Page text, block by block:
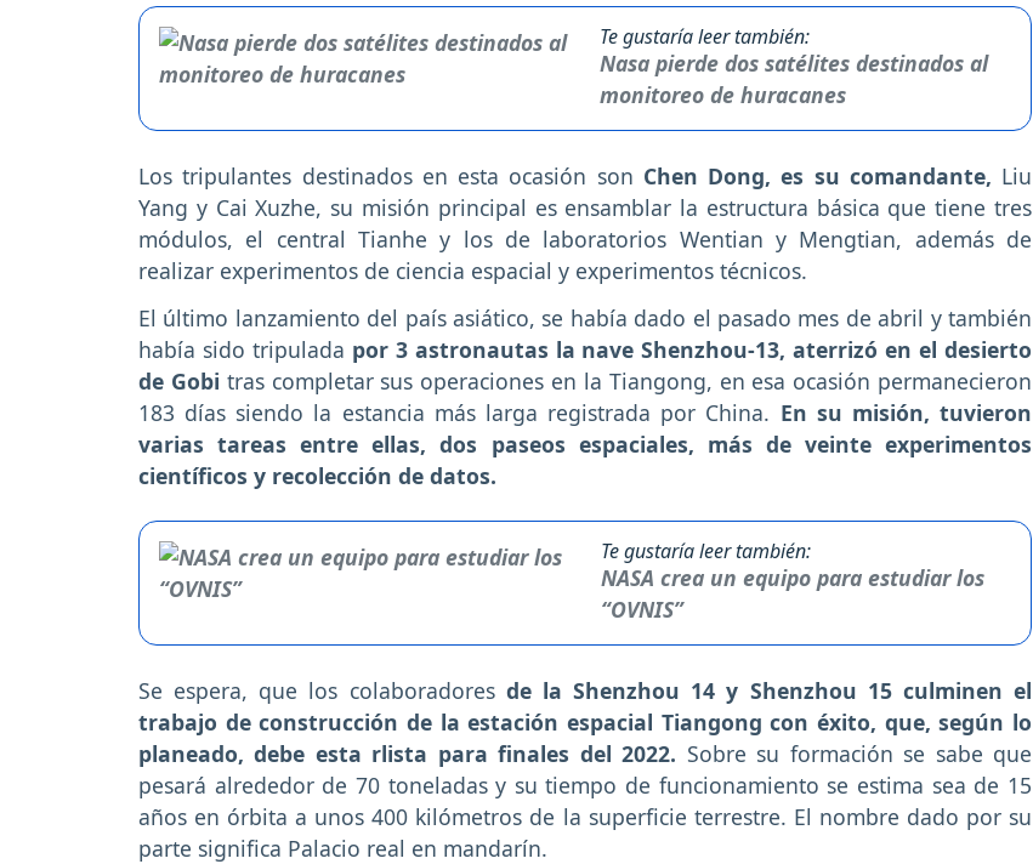
Te gustaría leer también:
Nasa pierde dos satélites destinados al
monitoreo de huracanes
Los tripulantes destinados en esta ocasión son Chen Dong, es su comandante, Liu
Yang y Cai Xuzhe, su misión principal es ensamblar la estructura básica que tiene tres
módulos, el central Tianhe y los de laboratorios Wentian y Mengtian, además de
realizar experimentos de ciencia espacial y experimentos técnicos.
El último lanzamiento del país asiático, se había dado el pasado mes de abril y también
había sido tripulada por 3 astronautas la nave Shenzhou-13, aterrizó en el desierto
de Gobi tras completar sus operaciones en la Tiangong, en esa ocasión permanecieron
183 días siendo la estancia más larga registrada por China. En su misión, tuvieron
varias tareas entre ellas, dos paseos espaciales, más de veinte experimentos
científicos y recolección de datos.
Te gustaría leer también:
NASA crea un equipo para estudiar los
“OVNIS”
Se espera, que los colaboradores de la Shenzhou 14 y Shenzhou 15 culminen el
trabajo de construcción de la estación espacial Tiangong con éxito, que, según lo
planeado, debe esta rlista para finales del 2022. Sobre su formación se sabe que
pesará alrededor de 70 toneladas y su tiempo de funcionamiento se estima sea de 15
años en órbita a unos 400 kilómetros de la superficie terrestre. El nombre dado por su
parte significa Palacio real en mandarín.